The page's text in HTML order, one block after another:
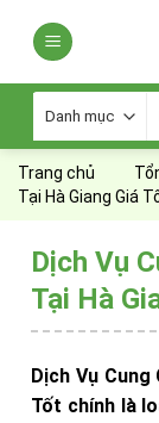
Trang chủ
Tại Hà Giang Giá
Dịch Vụ
Tại Hà
Dịch Vụ Cung
Tốt chính là